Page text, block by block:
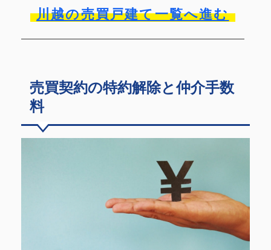
川越の売買戸建て一覧へ進む
売買契約の特約解除と仲介手数
料